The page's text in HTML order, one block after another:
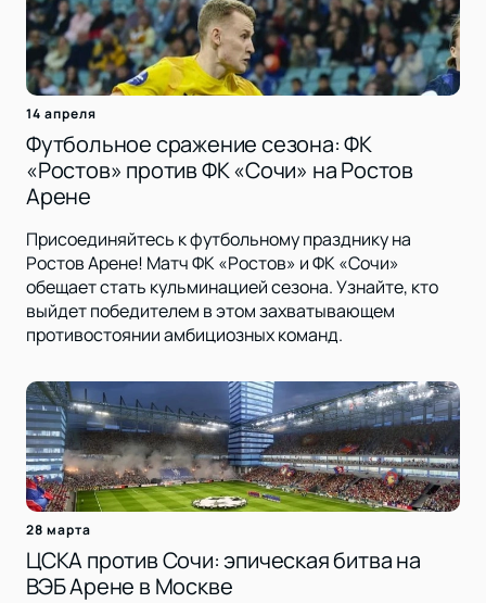
14 апреля
Футбольное сражение сезона: ФК
«Ростов» против ФК «Сочи» на Ростов
Арене
Присоединяйтесь к футбольному празднику на
Ростов Арене! Матч ФК «Ростов» и ФК «Сочи»
обещает стать кульминацией сезона. Узнайте, кто
выйдет победителем в этом захватывающем
противостоянии амбициозных команд.
28 марта
ЦСКА против Сочи: эпическая битва на
ВЭБ Арене в Москве